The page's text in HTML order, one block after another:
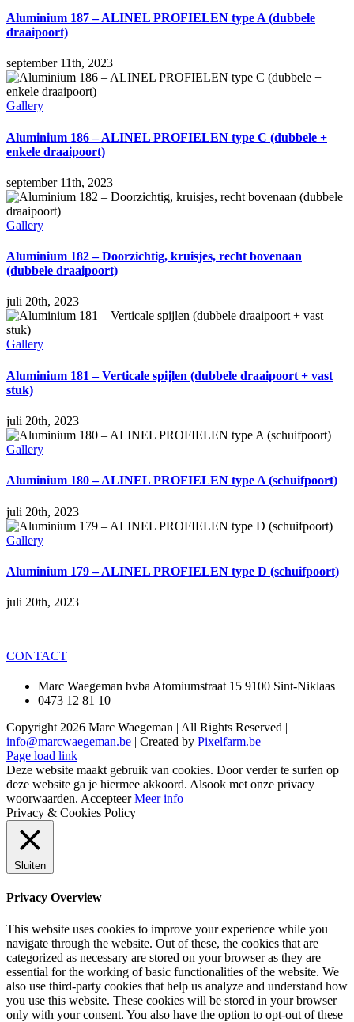
Aluminium 187 – ALINEL PROFIELEN type A (dubbele
draaipoort)
september 11th, 2023
Gallery
Aluminium 186 – ALINEL PROFIELEN type C (dubbele +
enkele draaipoort)
september 11th, 2023
Gallery
Aluminium 182 – Doorzichtig, kruisjes, recht bovenaan
(dubbele draaipoort)
juli 20th, 2023
Gallery
Aluminium 181 – Verticale spijlen (dubbele draaipoort + vast
stuk)
juli 20th, 2023
Gallery
Aluminium 180 – ALINEL PROFIELEN type A (schuifpoort)
juli 20th, 2023
Gallery
Aluminium 179 – ALINEL PROFIELEN type D (schuifpoort)
juli 20th, 2023
CONTACT
Marc Waegeman bvba Atomiumstraat 15 9100 Sint-Niklaas
0473 12 81 10
Copyright 2026 Marc Waegeman | All Rights Reserved |
info@marcwaegeman.be | Created by Pixelfarm.be
Page load link
Deze website maakt gebruik van cookies. Door verder te surfen op
deze website ga je hiermee akkoord. Alsook met onze privacy
woorwaarden. Accepteer Meer info
Privacy & Cookies Policy
Sluiten
Privacy Overview
This website uses cookies to improve your experience while you
navigate through the website. Out of these, the cookies that are
categorized as necessary are stored on your browser as they are
essential for the working of basic functionalities of the website. We
also use third-party cookies that help us analyze and understand how
you use this website. These cookies will be stored in your browser
only with your consent. You also have the option to opt-out of these